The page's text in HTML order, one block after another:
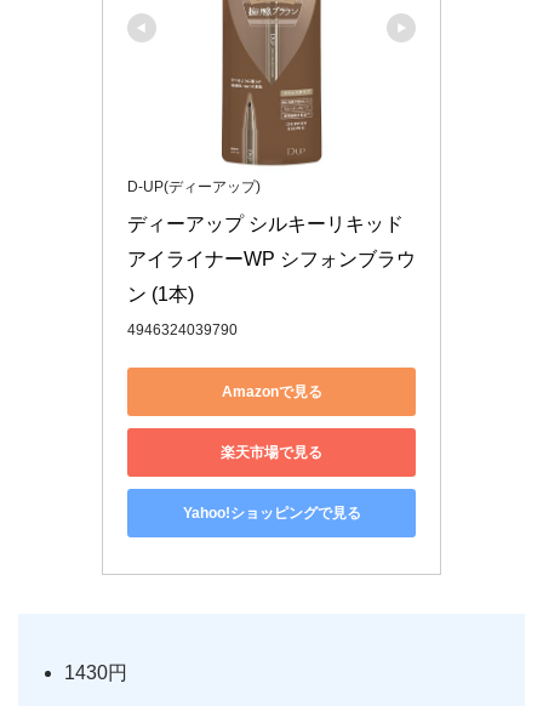
D-UP(ディーアップ)
ディーアップ シルキーリキッド
アイライナーWP シフォンブラウ
ン (1本)
4946324039790
Amazonで見る
楽天市場で見る
Yahoo!ショッピングで見る
1430円